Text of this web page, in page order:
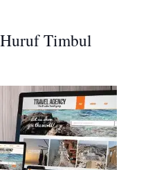
Timbul